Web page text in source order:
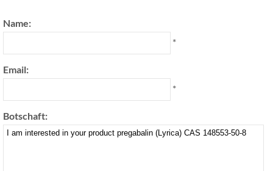
Name:
*
Email:
*
Botschaft: